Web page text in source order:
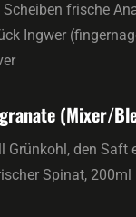
frische
Ingwer
(Mixer/
Grünkohl, den Saft
Spinat, 200ml